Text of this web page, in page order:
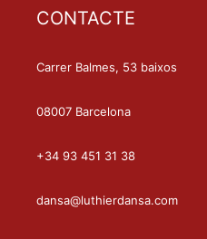
CONTACTE
Carrer Balmes, 53 baixos
08007 Barcelona
+34 93 451 31 38
dansa@luthierdansa.com